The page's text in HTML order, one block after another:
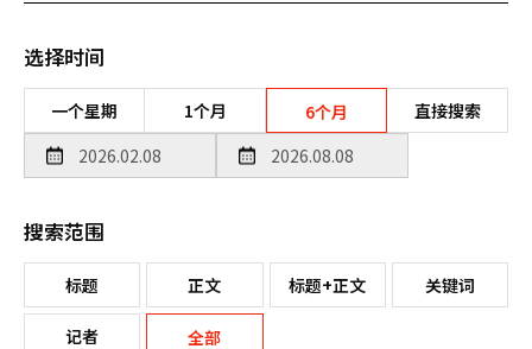
选择时间
一个星期 1个月 6个月 直接搜索
搜索范围
标题 正文 标题+正文 关键词
记者 全部